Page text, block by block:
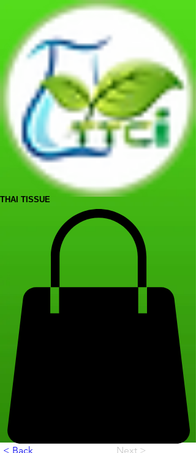
THAI TISSUE
< Back Next >